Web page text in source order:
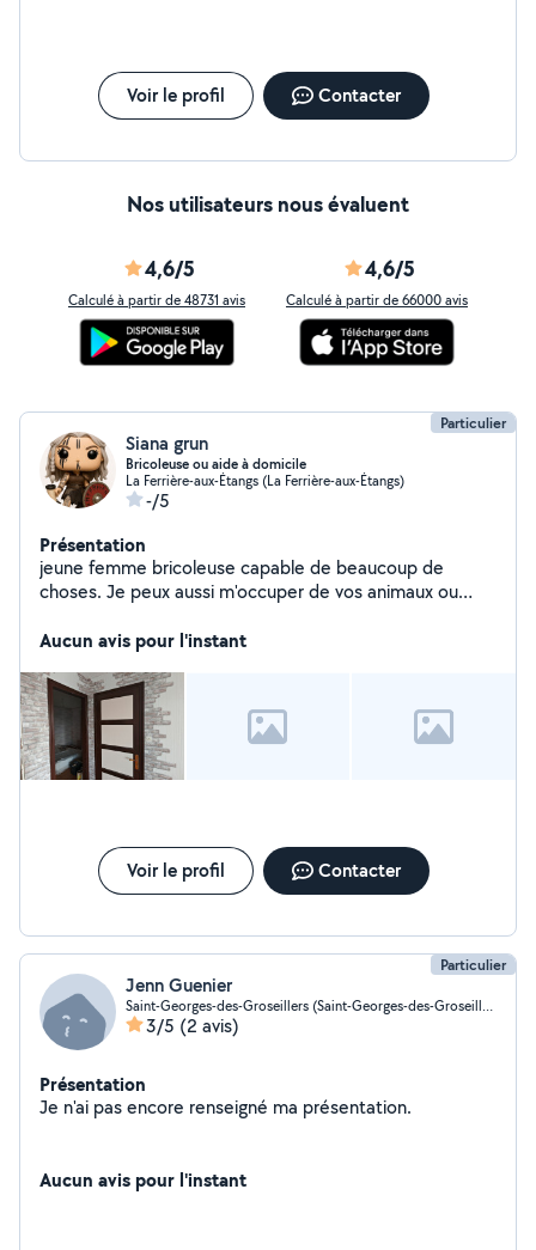
de suite, n'hésitez pas à me contacter pour plus de
renseignementVoir le profil Contacter
Nos utilisateurs nous évaluent
4,6/5
Calculé à partir de 48731 avis
4,6/5
Calculé à partir de 66000 avis
Particulier
Siana grun
Bricoleuse ou aide à domicile
La Ferrière-aux-Étangs (La Ferrière-aux-Étangs)
-/5
Présentation
jeune femme bricoleuse capable de beaucoup de
choses. Je peux aussi m'occuper de vos animaux ou
Aucun avis pour l'instant
Voir le profil Contacter
Particulier
Jenn Guenier
Saint-Georges-des-Groseillers (Saint-Georges-des-Groseillers)
3/5 (2 avis)
Présentation
Je n'ai pas encore renseigné ma présentation.
Aucun avis pour l'instant